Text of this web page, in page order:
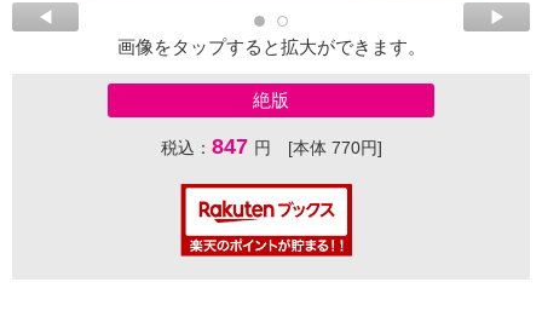
画像をタップすると拡大ができます。
絶版
税込： 847 円 [本体 770円]